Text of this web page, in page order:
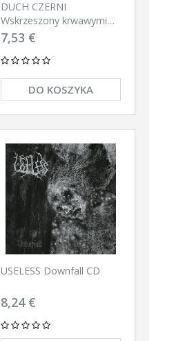
DUCH CZERNI
Wskrzeszony krwawymi
czerniami CD-digipack
7,53 €
DO KOSZYKA
USELESS Downfall CD
8,24 €